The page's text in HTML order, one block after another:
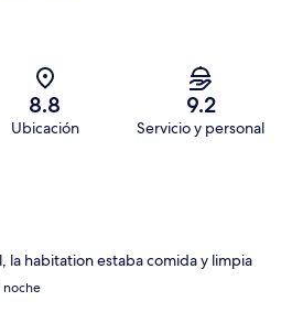
8.8
Ubicación
9.2
Servicio y personal
la habitation estaba comida y limpia
noche